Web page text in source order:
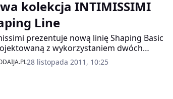
kolekcja INTIMISSIMI
Line
prezentuje nową linię Shaping Basic
z wykorzystaniem dwóch
mikrofibry, połączonej ze sobą pod
kątem, która idealnie kształtuje sylwetkę i
28 listopada 2011, 10:25